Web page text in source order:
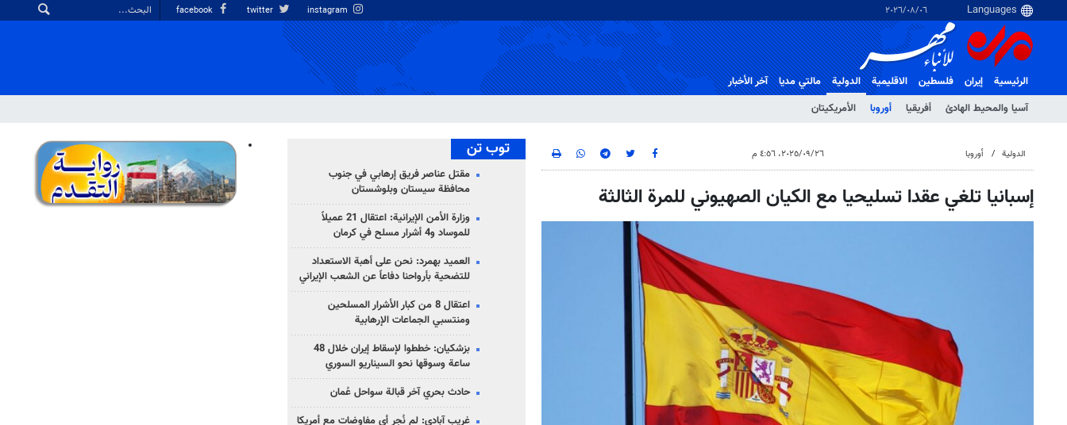
٠٦‏/٠٨‏/٢٠٢٦
الرئيسية إيران فلسطین الاقلیمیة
الدولية
آسيا والمحيط الهادئ
أفريقيا أوروبا الأمريكيتان
مالتي مدیا آخر الأخبار
الدولية أوروبا ٢٦‏/٠٩‏/٢٠٢٥، ٤:٥٦ م
إسبانيا تلغي عقدا تسليحيا مع الكيان الصهيوني للمرة الثالثة
توب تن
مقتل عناصر فريق إرهابي في جنوب
محافظة سيستان وبلوشستان
وزارة الأمن الإيرانية: اعتقال 21 عميلاً
للموساد و4 أشرار مسلح في كرمان
العميد بهمرد: نحن على أهبة الاستعداد
للتضحية بأرواحنا دفاعاً عن الشعب الإيراني
اعتقال 8 من كبار الأشرار المسلحين
ومنتسبي الجماعات الإرهابية
بزشكيان: خططوا لإسقاط إيران خلال 48
ساعة وسوقها نحو السيناريو السوري
حادث بحري آخر قبالة سواحل عُمان
غريب آبادي: لم نُجرِ أي مفاوضات مع أمريكا